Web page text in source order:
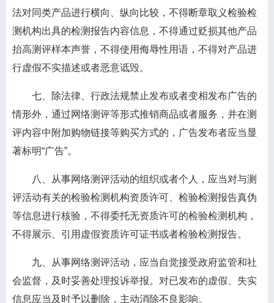
法对同类产品进行横向、纵向比较，不得断章取义检验检
测机构出具的检测报告内容信息，不得通过贬损其他产品
抬高测评样本声誉，不得使用侮辱性用语，不得对产品进
行虚假不实描述或者恶意诋毁。
七、除法律、行政法规禁止发布或者变相发布广告的
情形外，通过网络测评等形式推销商品或者服务，并在测
评内容中附加购物链接等购买方式的，广告发布者应当显
著标明“广告”。
八、从事网络测评活动的组织或者个人，应当对与测
评活动有关的检验检测机构资质许可、检验检测报告真伪
等信息进行核验，不得委托无资质许可的检验检测机构，
不得展示、引用虚假资质许可证书或者检验检测报告。
九、从事网络测评活动，应当自觉接受政府监管和社
会监督，及时妥善处理投诉举报。对已发布的虚假、失实
信息应当及时予以删除，主动消除不良影响。